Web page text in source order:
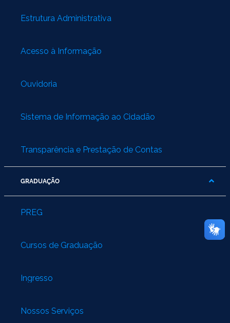
Estrutura Administrativa
Acesso à Informação
Ouvidoria
Sistema de Informação ao Cidadão
Transparência e Prestação de Contas
GRADUAÇÃO
PREG
Cursos de Graduação
Ingresso
Nossos Serviços